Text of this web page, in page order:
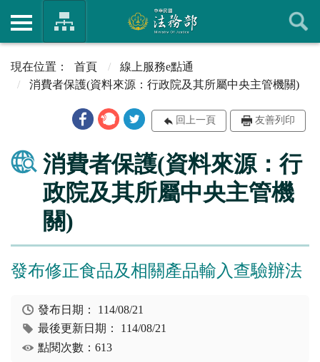
首頁
線上服務e點通
消費者保護(資料來源：行政院及其所屬中央主管機關)
回上一頁 友善列印
消費者保護(資料來源：行
政院及其所屬中央主管機
關)
發布修正食品及相關產品輸入查驗辦法
發布日期： 114/08/21
最後更新日期： 114/08/21
點閱次數：613